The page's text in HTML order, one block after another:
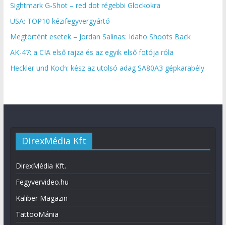
Sightmark G-Shot – red dot régebbi Glockokra
USA: TOP10 kézifegyvergyártó
Megtörtént esetek – Jordan Salinas: Idaho Shoots Back
AK-47: a CIA első rajza és az egyik első fotója róla
Heckler und Koch: kész az utolsó adag SA80A3 gépkarabély
DirexMédia Kft
DirexMédia Kft.
Fegyvervideo.hu
Kaliber Magazin
TattooMánia